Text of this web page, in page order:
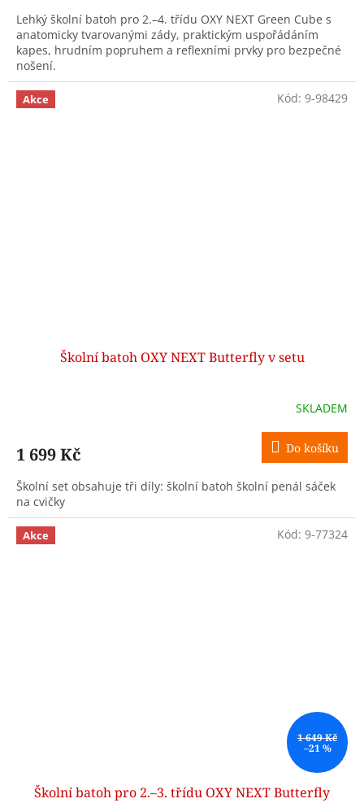
Lehký školní batoh pro 2.–4. třídu OXY NEXT Green Cube s
anatomicky tvarovanými zády, praktickým uspořádáním
kapes, hrudním popruhem a reflexními prvky pro bezpečné
nošení.
Akce
Školní batoh OXY NEXT Butterfly v setu
SKLADEM
1 699 Kč Do košíku
Školní set obsahuje tři díly: školní batoh školní penál sáček
na cvičky
Kód: 9-98429
Akce
1 649 Kč
–21 %
Školní batoh pro 2.–3. třídu OXY NEXT Butterfly
Kód: 9-77324